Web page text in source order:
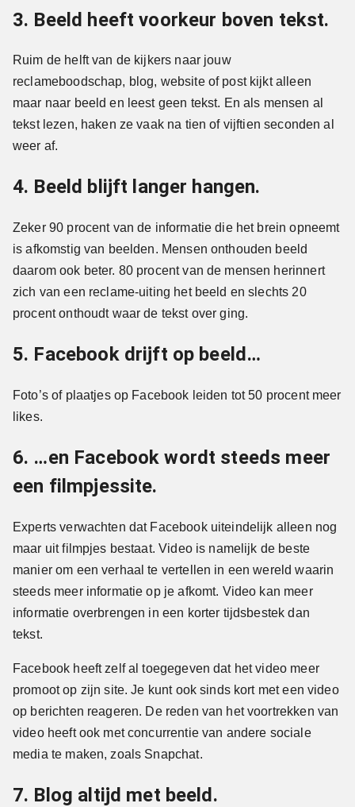
3. Beeld heeft voorkeur boven tekst.
Ruim de helft van de kijkers naar jouw
reclameboodschap, blog, website of post kijkt alleen
maar naar beeld en leest geen tekst. En als mensen al
tekst lezen, haken ze vaak na tien of vijftien seconden al
weer af.
4. Beeld blijft langer hangen.
Zeker 90 procent van de informatie die het brein opneemt
is afkomstig van beelden. Mensen onthouden beeld
daarom ook beter. 80 procent van de mensen herinnert
zich van een reclame-uiting het beeld en slechts 20
procent onthoudt waar de tekst over ging.
5. Facebook drijft op beeld…
Foto’s of plaatjes op Facebook leiden tot 50 procent meer
likes.
6. …en Facebook wordt steeds meer
een filmpjessite.
Experts verwachten dat Facebook uiteindelijk alleen nog
maar uit filmpjes bestaat. Video is namelijk de beste
manier om een verhaal te vertellen in een wereld waarin
steeds meer informatie op je afkomt. Video kan meer
informatie overbrengen in een korter tijdsbestek dan
tekst.
Facebook heeft zelf al toegegeven dat het video meer
promoot op zijn site. Je kunt ook sinds kort met een video
op berichten reageren. De reden van het voortrekken van
video heeft ook met concurrentie van andere sociale
media te maken, zoals Snapchat.
7. Blog altijd met beeld.